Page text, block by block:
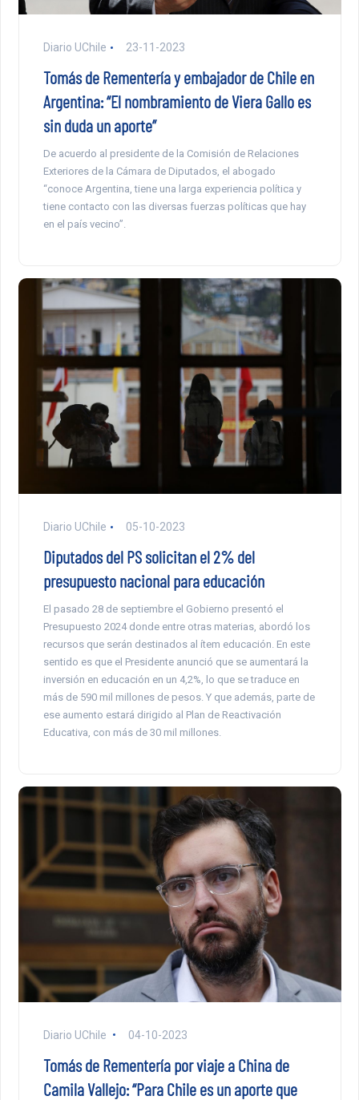
Diario UChile 23-11-2023
Tomás de Rementería y embajador de Chile en
Argentina: “El nombramiento de Viera Gallo es
sin duda un aporte”
De acuerdo al presidente de la Comisión de Relaciones
Exteriores de la Cámara de Diputados, el abogado
“conoce Argentina, tiene una larga experiencia política y
tiene contacto con las diversas fuerzas políticas que hay
en el país vecino”.
Diario UChile 05-10-2023
Diputados del PS solicitan el 2% del
presupuesto nacional para educación
El pasado 28 de septiembre el Gobierno presentó el
Presupuesto 2024 donde entre otras materias, abordó los
recursos que serán destinados al ítem educación. En este
sentido es que el Presidente anunció que se aumentará la
inversión en educación en un 4,2%, lo que se traduce en
más de 590 mil millones de pesos. Y que además, parte de
ese aumento estará dirigido al Plan de Reactivación
Educativa, con más de 30 mil millones.
Diario UChile 04-10-2023
Tomás de Rementería por viaje a China de
Camila Vallejo: “Para Chile es un aporte que